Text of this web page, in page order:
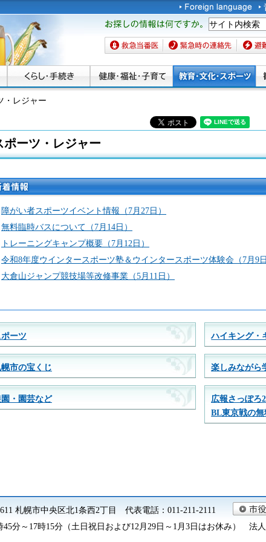
お探しの情報は何です
か。
救急当番医 緊急時の連絡先 避難場
・レジャー
ポーツ・レジャー
着情
障がい者スポーツイベント情報（7月27日）
無料臨時バスについて（7月14日）
トレーニングキャンプ概要（7月12日）
令和8年度ウインタースポーツ塾＆ウインタースポーツ体験会（7月9日
大倉山ジャンプ競技場等改修事業（5月11日）
ーツ ハイキング・
市の宝くじ 楽しみながら
園・園芸など
広報さっぽろ
BL東京戦の
札幌市中央区北1条西2丁目 代表電話：011-211-2111
分～17時15分（土日祝日および12月29日～1月3日はお休み） 法人